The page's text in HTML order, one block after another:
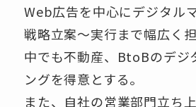
Web広告を中心にデジタル
戦略立案～実行まで幅広く担
中でも不動産、BtoBのデジ
ングを得意とする。
また、自社の営業部門立ち